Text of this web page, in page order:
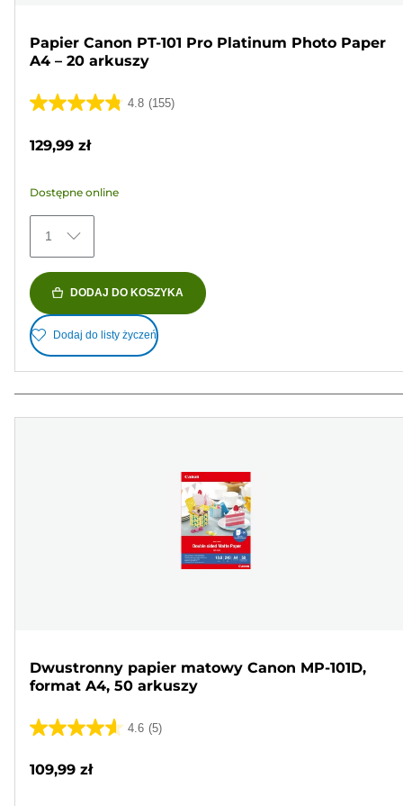
Papier Canon PT-101 Pro Platinum Photo Paper
A4 – 20 arkuszy
4.8 (155)
4.8
5
155
Recenzji
129,99 zł
Dostępne online
1
DODAJ DO KOSZYKA
Dodaj do listy życzeń
Dwustronny papier matowy Canon MP-101D,
format A4, 50 arkuszy
4.6 (5)
4.6
109,99 zł